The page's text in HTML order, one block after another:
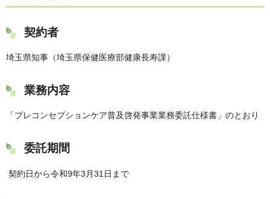
契約者
埼玉県知事（埼玉県保健医療部健康長寿課）
業務内容
「プレコンセプションケア普及啓発事業業務委託仕様書」のとおり
委託期間
契約日から令和9年3月31日まで